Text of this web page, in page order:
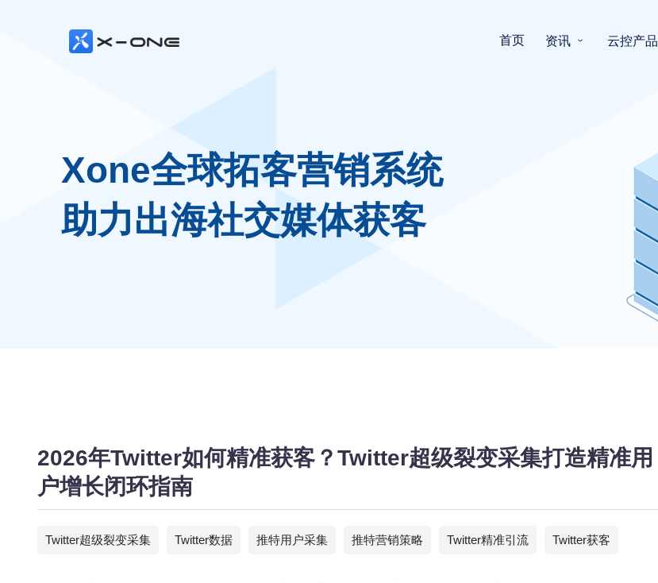
首页 资讯 云控产品
Xone全球拓客营销系统
助力出海社交媒体获客
2026年Twitter如何精准获客？Twitter超级裂变采集打造精准用
户增长闭环指南
Twitter超级裂变采集 Twitter数据 推特用户采集 推特营销策略 Twitter精准引流 Twitter获客